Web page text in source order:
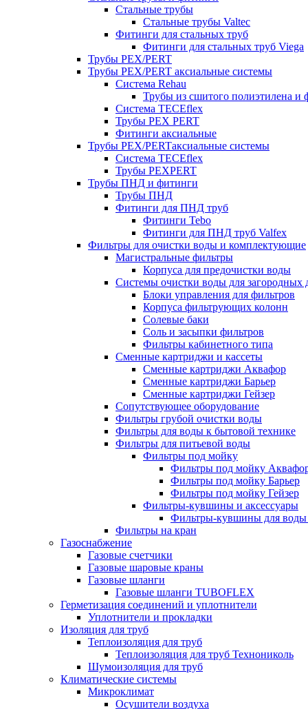
Стальные трубы
Стальные трубы Valtec
Фитинги для стальных труб
Фитинги для стальных труб Viega
Трубы PEX/PERT
Трубы PEX/PERT аксиальные системы
Система Rehau
Трубы из сшитого полиэтилена и
Система TECEflex
Трубы PEX PERT
Фитинги аксиальные
Трубы PEX/PERTаксиальные системы
Система TECEflex
Трубы PEXPERT
Трубы ПНД и фитинги
Трубы ПНД
Фитинги для ПНД труб
Фитинги Tebo
Фитинги для ПНД труб Valfex
Фильтры для очистки воды и комплектующие
Магистральные фильтры
Корпуса для предочистки воды
Системы очистки воды для загородных
Блоки управления для фильтров
Корпуса фильтрующих колонн
Солевые баки
Соль и засыпки фильтров
Фильтры кабинетного типа
Сменные картриджи и кассеты
Сменные картриджи Аквафор
Сменные картриджи Барьер
Сменные картриджи Гейзер
Сопутствующее оборудование
Фильтры грубой очистки воды
Фильтры для воды к бытовой технике
Фильтры для питьевой воды
Фильтры под мойку
Фильтры под мойку
Фильтры под мойку Барьер
Фильтры под мойку Гейзер
Фильтры-кувшины и аксессуары
Фильтры-кувшины для
Фильтры на кран
Газоснабжение
Газовые счетчики
Газовые шаровые краны
Газовые шланги
Газовые шланги TUBOFLEX
Герметизация соединений и уплотнители
Уплотнители и прокладки
Изоляция для труб
Теплоизоляция для труб
Теплоизоляция для труб Технониколь
Шумоизоляция для труб
Климатические системы
Микроклимат
Осушители воздуха